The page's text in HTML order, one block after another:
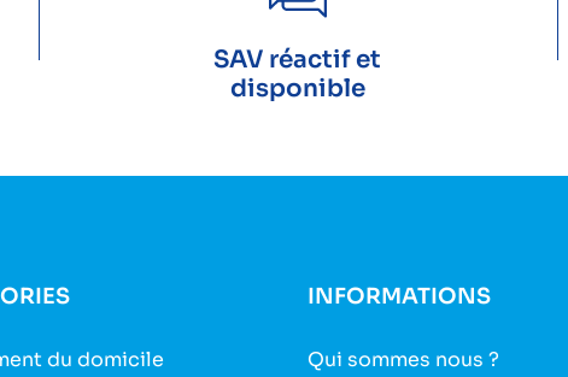
SAV réactif et
disponible
du domicile
INFORMATIONS
Qui sommes nous ?